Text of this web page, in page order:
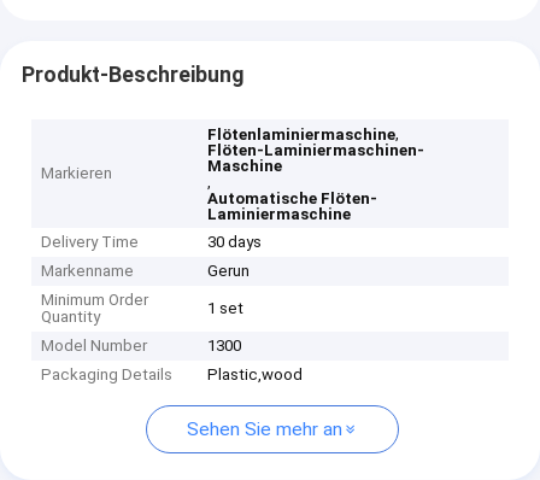
Produkt-Beschreibung
Markieren
Flötenlaminiermaschine,
Flöten-Laminiermaschinen-
Maschine
,
Automatische Flöten-
Laminiermaschine
Delivery Time
30 days
Markenname
Gerun
Minimum Order
Quantity
1 set
Model Number
1300
Packaging Details
Plastic,wood
Sehen Sie mehr an